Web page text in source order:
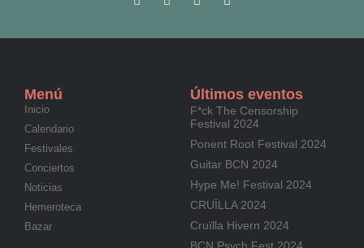
Menú
Inicio
Calendario
Festivales
Conciertos
Noticias
Hemeroteca
Bazar
Últimos eventos
F*ck The Censorship
Festival 2024
Ponent Root Festival 2024
Guitar BCN 2024
Hype Me! Festival 2024
CRUÏLLA 2024
Cruïlla Hivern 2024